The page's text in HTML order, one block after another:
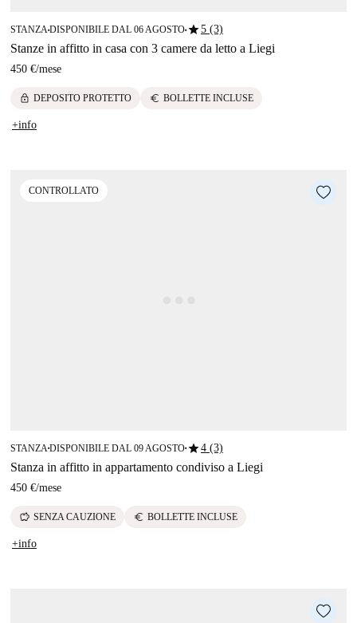
STANZA■DISPONIBILE DAL 06 AGOSTO■star5 (3)
Stanze in affitto in casa con 3 camere da letto a Liegi
450 €/mese
lock DEPOSITO PROTETTO euro BOLLETTE INCLUSE
+info
CONTROLLATO
STANZA ■DISPONIBILE DAL 09 AGOSTO■star4 (3)
Stanza in affitto in appartamento condiviso a Liegi
450 €/mese
savings SENZA CAUZIONE euro BOLLETTE INCLUSE
+info